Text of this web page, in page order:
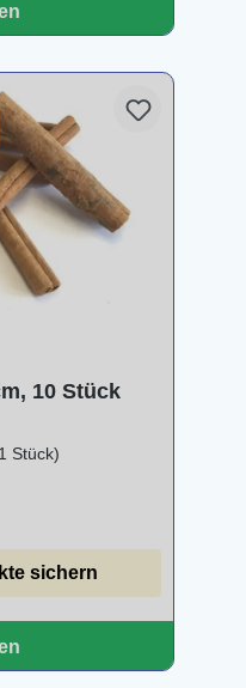
10 Stück
Stück)
sichern